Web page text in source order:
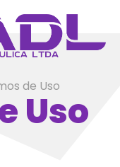
de Uso
Uso